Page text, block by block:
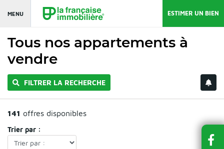
MENU ESTIMER UN BIEN
Tous nos appartements à
vendre
FILTRER LA RECHERCHE
141 offres disponibles
Trier par :